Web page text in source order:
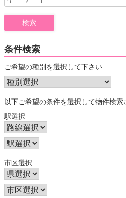
for:
条件検索
ご希望の種別を選択して下さい
以下ご希望の条件を選択して物件検
駅選択
市区選択